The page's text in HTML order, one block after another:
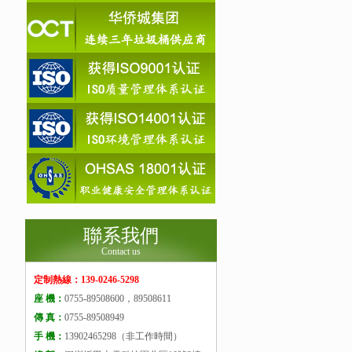
聯系我們
Contact us
定制熱線：139-0246-5298
座 機： 0755-89508600，89508611
傳 真： 0755-89508949
手 機： 13902465298（非工作時間）